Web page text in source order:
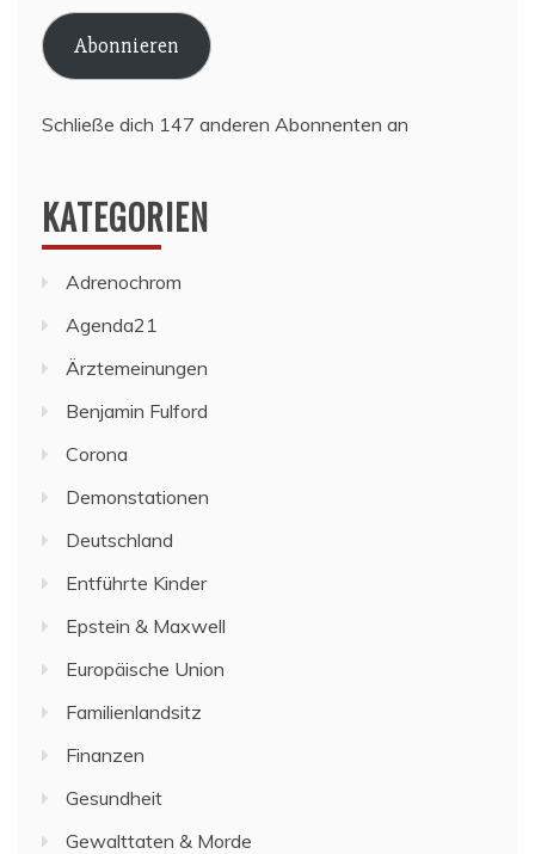
Adresse
Abonnieren
Schließe dich 147 anderen Abonnenten an
KATEGORIEN
Adrenochrom
Agenda21
Ärztemeinungen
Benjamin Fulford
Corona
Demonstationen
Deutschland
Entführte Kinder
Epstein & Maxwell
Europäische Union
Familienlandsitz
Finanzen
Gesundheit
Gewalttaten & Morde